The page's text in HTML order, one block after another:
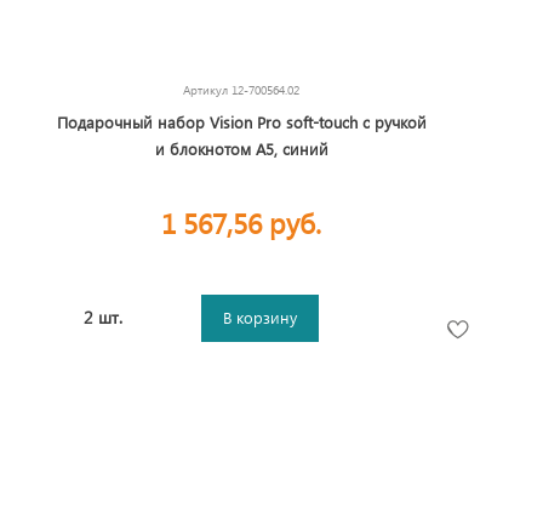
Артикул 12-700564.02
Подарочный набор Vision Pro soft-touch с ручкой
и блокнотом А5, синий
1 567,56 руб.
2 шт. В корзину